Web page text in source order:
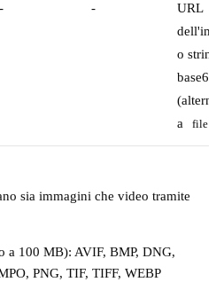
- -
URL
o
base64
a
file
sia immagini che video tramite
a 100 MB): AVIF, BMP, DNG,
PNG, TIF, TIFF, WEBP